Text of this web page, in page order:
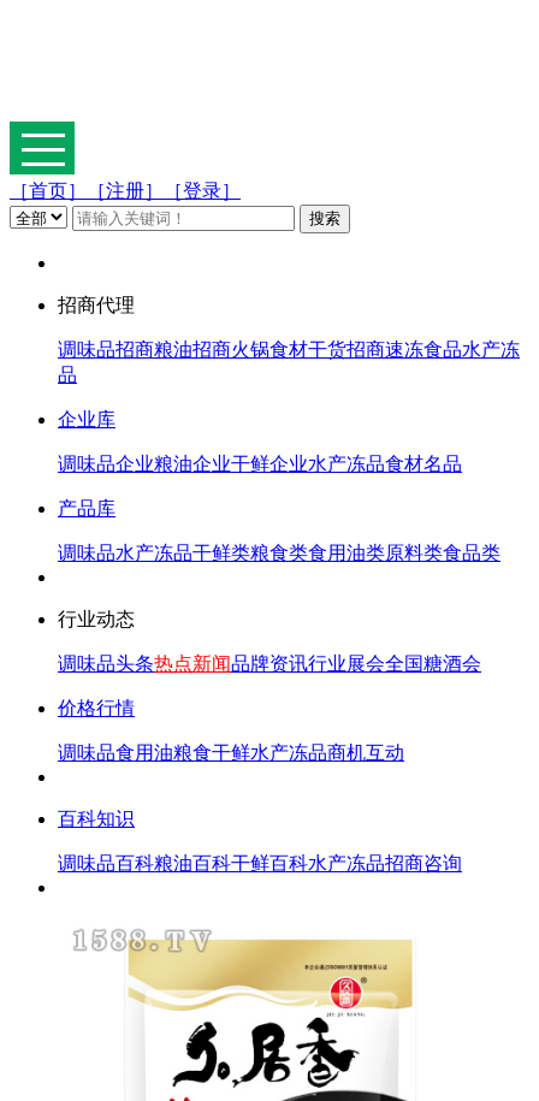
［首页］ ［注册］ ［登录］
招商代理
调味品招商粮油招商火锅食材干货招商速冻食品水产冻
品
企业库
调味品企业粮油企业干鲜企业水产冻品食材名品
产品库
调味品水产冻品干鲜类粮食类食用油类原料类食品类
行业动态
调味品头条热点新闻品牌资讯行业展会全国糖酒会
价格行情
调味品食用油粮食干鲜水产冻品商机互动
百科知识
调味品百科粮油百科干鲜百科水产冻品招商咨询